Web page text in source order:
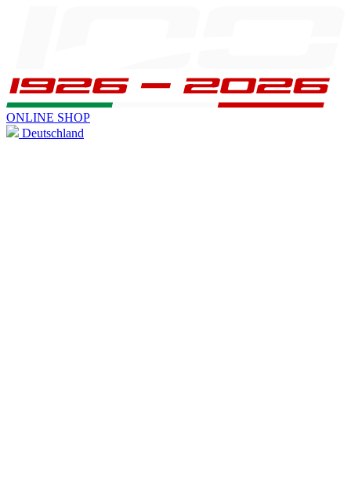
ONLINE SHOP
Deutschland